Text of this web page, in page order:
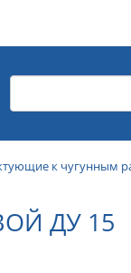
к чугунным
ДУ 15